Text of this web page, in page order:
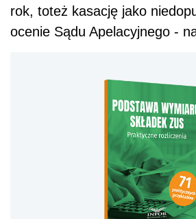
rok, toteż kasację jako
ocenie Sądu Apelacyjnego -